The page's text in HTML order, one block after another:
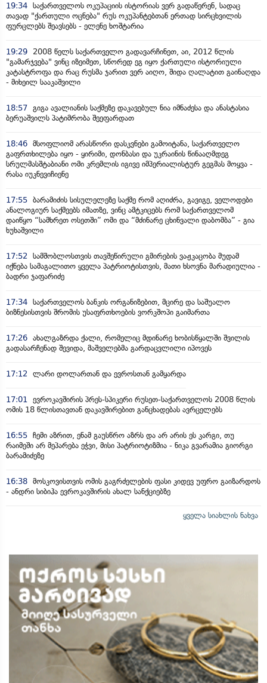
19:34 საქართველოს ოკუპაციის ისტორიას ვერ გადაწერენ, სადაც
თავად "ქართული ოცნება" რუს ოკუპანტებთან ერთად სირცხვილის
ფურცლებს შეავსებს - ელენე ხოშტარია
19:29
2008 წელს საქართველო გადავარჩინეთ, აი, 2012 წლის
"გამარჯვება" ვინც იზეიმეთ, სწორედ ეგ იყო ქართული ისტორიული
კატასტროფა და რაც რუსმა ჯარით ვერ აიღო, შიდა ღალატით გაინაღდა
- მიხეილ სააკაშვილი
18:57 გიგა ავალიანის საქმეზე დაკავებულ ნია იმნაძესა და ანასტასია
ბერუაშვილს პატიმრობა შეეფარდათ
18:46 მსოფლიომ არასწორი დასკვნები გამოიტანა, საქართველო
გაფრთხილება იყო - ყირიმი, დონბასი და უკრაინის წინააღმდეგ
სრულმასშტაბიანი ომი კრემლის იგივე იმპერიალისტურ გეგმას მოყვა -
რასა იუკნევიჩიენე
17:55 ბარამიძის სისულელეზე საქმე რომ აღიძრა, გავიგე, ველოდები
ანალოგიურ საქმეებს იმათზე, ვინც ამტკიცებს რომ საქართველომ
დაიწყო “სამხრეთ ოსეთში” ომი და “მძინარე ცხინვალი დაბომბა” - გია
ხუხაშვილი
17:52
სამშობლოსთვის თავშეწირული გმირების ვაჟკაცობა მუდამ
იქნება სამაგალითო ყველა პატრიოტისთვის, მათი ხსოვნა მარადიულია -
ბადრი ჯაფარიძე
17:34 საქართველოს ბანკის ორგანიზებით, მცირე და საშუალო
ბიზნესისთვის შრომის უსაფრთხოების ვორკშოპი გაიმართა
17:26 ახალგაზრდა ქალი, რომელიც მდინარე ხობისწყალში შვილის
გადასარჩენად შევიდა, მაშველებმა გარდაცვლილი იპოვეს
17:12 ლარი დოლართან და ევროსთან გამყარდა
17:01
ევროკავშირის პრეს-სპიკერი რუსეთ-საქართველოს 2008 წლის
ომის 18 წლისთავთან დაკავშირებით განცხადებას ავრცელებს
16:55 ჩემი აზრით, ენამ გაუსწრო აზრს და არ არის ეს კარგი, თუ
რაიმეში არ მეპარება ეჭვი, მისი პატრიოტიზმია - ნიკა გვარამია გიორგი
ბარამიძეზე
16:38 მოსკოვისთვის ომის გაგრძელების ფასი კიდევ უფრო გაიზარდოს
- ანდრი სიბიჰა ევროკავშირის ახალ სანქციებზე
ყველა სიახლის ნახვა